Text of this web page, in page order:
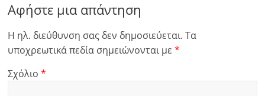
Αφήστε μια απάντηση
Η ηλ. διεύθυνση σας δεν δημοσιεύεται. Τα
υποχρεωτικά πεδία σημειώνονται με*
Σχόλιο*